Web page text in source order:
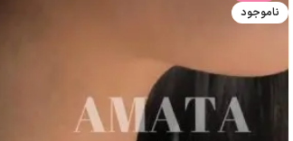
ناموجود